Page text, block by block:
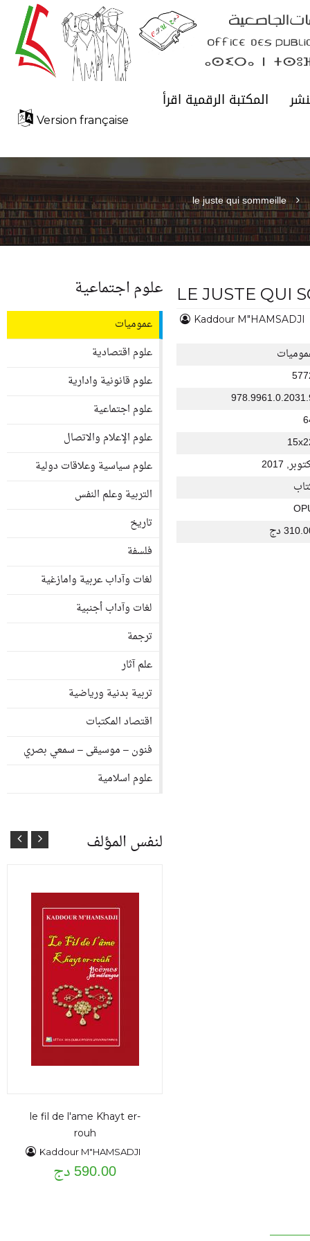
المكتبة الرقمية اقرأ
Version française
le juste qui sommeille
LE JUSTE QUI
Kaddour M"HAMSADJI
2017
دج
علوم اجتماعية
عموميات
علوم اقتصادية
علوم قانونية وادارية
علوم اجتماعية
علوم الإعلام والاتصال
علوم سياسية وعلاقات دولية
التربية وعلم النفس
تاريخ
فلسفة
لغات وآداب عربية وامازغية
لغات وآداب أجنبية
ترجمة
علم آثار
تربية بدنية ورياضية
اقتصاد المكتبات
فنون – موسيقى – سمعي بصري
علوم اسلامية
لنفس المؤلف
le fil de l'ame Khayt er-
rouh
Kaddour M"HAMSADJI
590.00 دج